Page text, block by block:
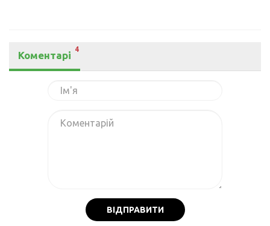
Коментарі
4
ВІДПРАВИТИ